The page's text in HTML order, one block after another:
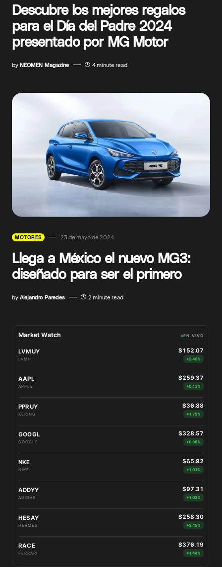
Descubre los mejores regalos
para el Día del Padre 2024
presentado por MG Motor
by NEOMEN Magazine 4 minute read
MOTORES 23 de mayo de 2024
Llega a México el nuevo MG3:
diseñado para ser el primero
by Alejandro Paredes 2 minute read
Market Watch EN VIVO
LVMUY
LVMH
$152.07
+2.40%
AAPL
APPLE
$259.37
+0.13%
PPRUY
KERING
$36.88
+1.75%
GOOGL
GOOGLE
$328.57
+0.96%
NKE
NIKE
$65.92
+1.01%
ADDYY
ADIDAS
$97.31
+1.03%
HESAY
HERMÈS
$258.30
+3.45%
RACE
FERRARI
$376.19
+1.44%